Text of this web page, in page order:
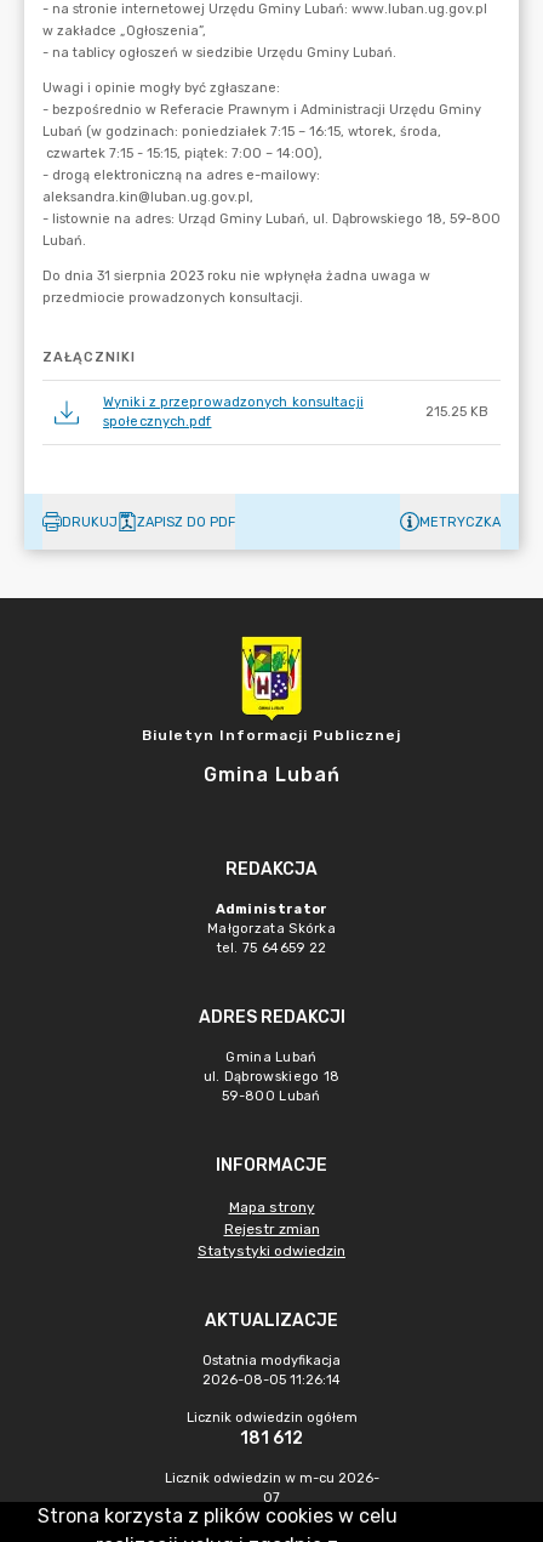
ZAŁĄCZNIKI
Wyniki z przeprowadzonych konsultacji
społecznych.pdf
215.25 KB
DRUKUJ ZAPISZ DO PDF METRYCZKA
Biuletyn Informacji Publicznej
Gmina Lubań
REDAKCJA
Administrator
Małgorzata Skórka
tel. 75 64659 22
ADRES REDAKCJI
Gmina Lubań
ul. Dąbrowskiego 18
59-800 Lubań
INFORMACJE
Mapa strony
Rejestr zmian
Statystyki odwiedzin
AKTUALIZACJE
Ostatnia modyfikacja
2026-08-05 11:26:14
Licznik odwiedzin ogółem
181 612
Licznik odwiedzin w m-cu 2026-
07
203
Strona korzysta z plików cookies w celu